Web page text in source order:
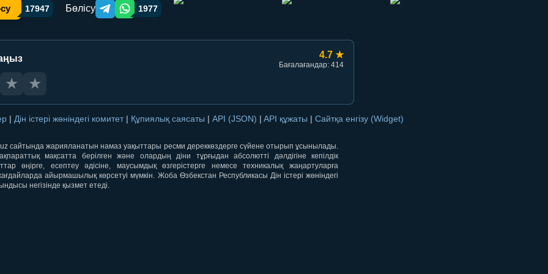
17947 Бөлісу Telegram orqali ulashish
WhatsApp orqali ulashish
1977
4.7 ★
Бағалағандар: 414
★ ★
| Дін істері жөніндегі комитет | Құпиялық саясаты | API (JSON) | API құжаты | Сайтқа енгізу (Widget)
сайтында жарияланатын намаз уақыттары ресми дереккөздерге сүйене отырып ұсынылады.
мақсатта берілген және олардың діни тұрғыдан абсолютті дәлдігіне кепілдік
өңірге, есептеу әдісіне, маусымдық өзгерістерге немесе техникалық жаңартуларға
айырмашылық көрсетуі мүмкін. Жоба Өзбекстан Республикасы Дін істері жөніндегі
негізінде қызмет етеді.